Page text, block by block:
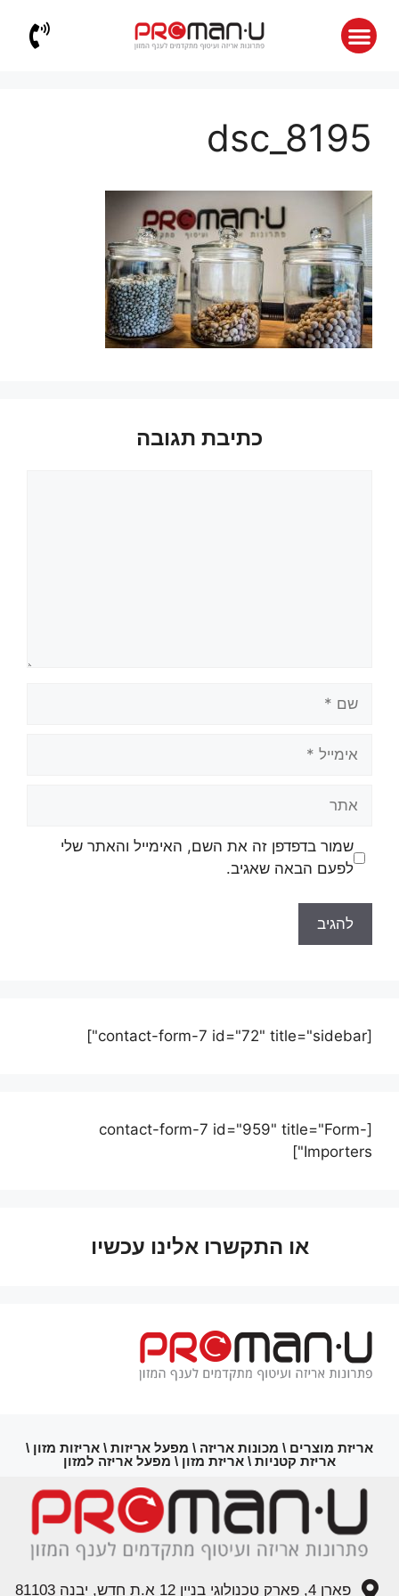
dsc_8195
כתיבת תגובה
שמור בדפדפן זה את השם, האימייל והאתר שלי
לפעם הבאה שאגיב.
[contact-form-7 id="72" title="sidebar"]
[contact-form-7 id="959" title="Form-
Importers"]
או התקשרו אלינו עכשיו
אריזת מוצרים \ מכונות אריזה \ מפעל אריזות \ אריזות מזון \
אריזת קטניות \ אריזת מזון \ מפעל אריזה למזון
פארן 4, פארק טכנולוגי בניין 12 א.ת חדש, יבנה 81103